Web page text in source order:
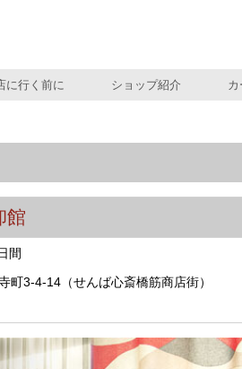
に行く前に ショップ紹介
館
間
町3-4-14（せんば心斎橋筋商店街）